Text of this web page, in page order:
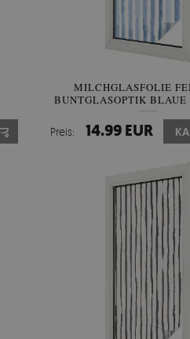
MILCHGLASFOLIE
BUNTGLASOPTIK BLAUE
Preis: 14.99 EUR